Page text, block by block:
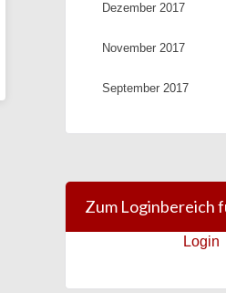
Dezember 2017
November 2017
September 2017
Zum Loginbereich
Login